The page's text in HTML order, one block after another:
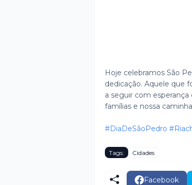
Hoje celebramos São
dedicação. Aquele que
a seguir com esperança
famílias e nossa
#DiaDeSãoPedro
Tags: Cidades
Facebook